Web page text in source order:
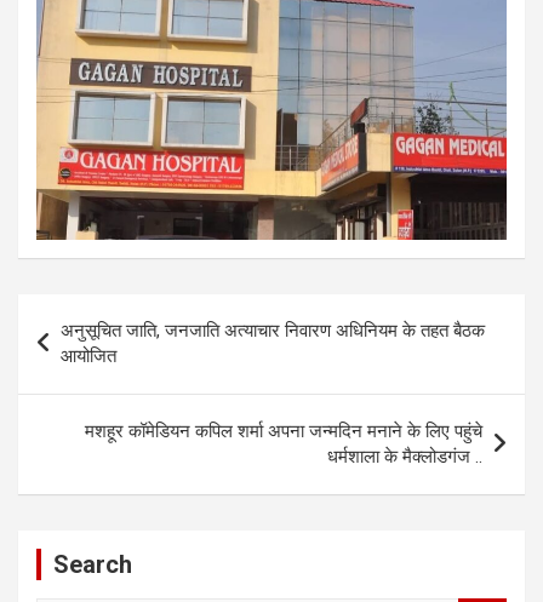
navigation
अनुसूचित जाति, जनजाति अत्याचार निवारण अधिनियम के तहत बैठक
आयोजित
मशहूर कॉमेडियन कपिल शर्मा अपना जन्मदिन मनाने के लिए पहुंचे
धर्मशाला के मैक्लोडगंज ..
Search